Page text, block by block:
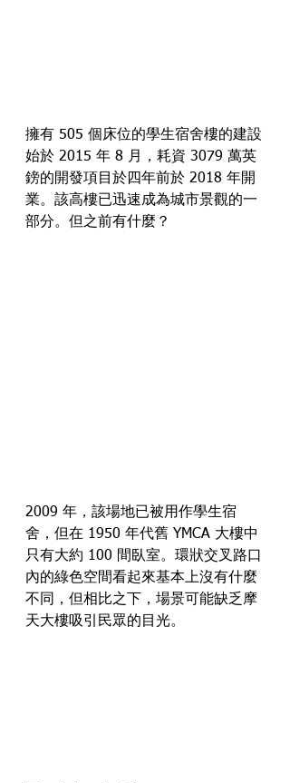
擁有 505 個床位的學生宿舍樓的建設
始於 2015 年 8 月，耗資 3079 萬英
鎊的開發項目於四年前於 2018 年開
業。該高樓已迅速成為城市景觀的一
部分。但之前有什麼？
2009 年，該場地已被用作學生宿
舍，但在 1950 年代舊 YMCA 大樓中
只有大約 100 間臥室。環狀交叉路口
內的綠色空間看起來基本上沒有什麼
不同，但相比之下，場景可能缺乏摩
天大樓吸引民眾的目光。